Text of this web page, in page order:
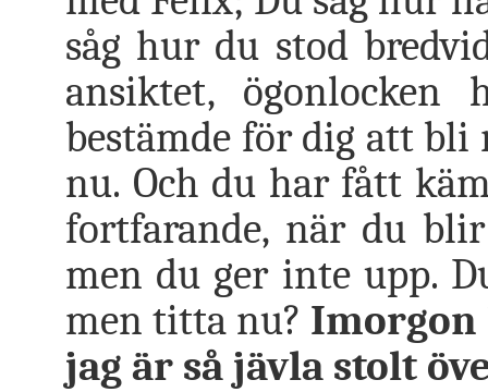
såg hur du stod
ansiktet,
bestämde för dig att bli
nu. Och du har fått
fortfarande, när du
men du ger inte upp.
men titta nu? Imorgon
jag är så jävla stolt